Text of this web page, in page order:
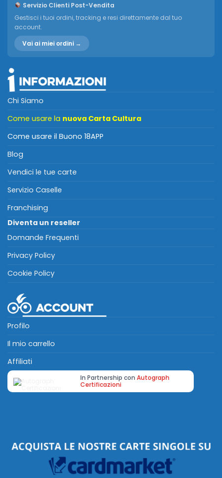
Servizio Clienti Post-Vendita
Gestisci i tuoi ordini, tracking e resi direttamente dal tuo
account.
Vai ai miei ordini →
Chi Siamo
Come usare la nuova Carta Cultura
Come usare il Buono 18APP
Blog
Vendici le tue carte
Servizio Caselle
Franchising
Diventa un reseller
Domande Frequenti
Privacy Policy
Cookie Policy
Profilo
Il mio carrello
Affiliati
In Partnership con Autograph
Certificazioni